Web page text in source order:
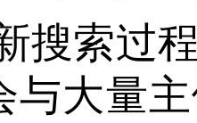
搜索过
与大量